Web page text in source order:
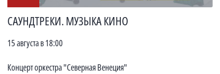
САУНДТРЕКИ. МУЗЫКА КИНО
15 августа в 18:00
Концерт оркестра "Северная Венеция"